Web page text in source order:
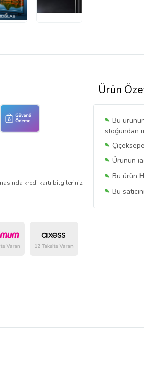
Ürün
Bu
stoğundan
Ürünün
Bu ürün
Bu
Bu
kredi kartı bilgileriniz